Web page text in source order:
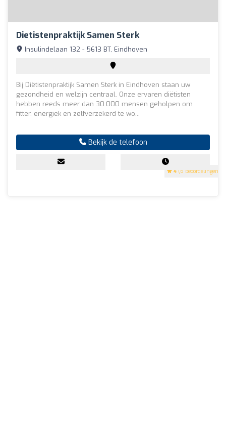
Dietistenpraktijk Samen Sterk
4 (6 beoordelingen)
Insulindelaan 132 - 5613 BT, Eindhoven
Bij Diëtistenpraktijk Samen Sterk in Eindhoven staan uw
gezondheid en welzijn centraal. Onze ervaren diëtisten
hebben reeds meer dan 30.000 mensen geholpen om
fitter, energiek en zelfverzekerd te wo...
Bekijk de telefoon